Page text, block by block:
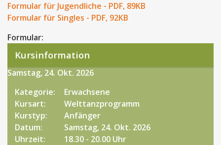
Formular für Jugendliche - PDF, 89KB
Formular für Singles - PDF, 92KB
Formular:
Kursinformation
Samstag, 24. Okt. 2026
Kategorie:
Erwachsene
Kursart:
Welttanzprogramm
Kurstyp:
Anfänger
Datum:
Samstag, 24. Okt. 2026
Uhrzeit:
18.30 - 20.00 Uhr